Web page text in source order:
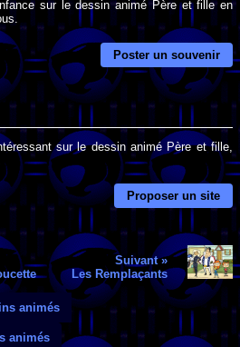
sur le dessin animé Père et fille en
Poster un souvenir
sur le dessin animé Père et fille,
Proposer un site
Suivant »
Les Remplaçants
animés
animés